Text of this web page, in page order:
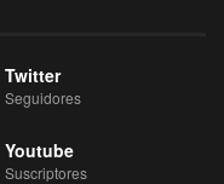
Twitter
Seguidores
Youtube
Suscriptores